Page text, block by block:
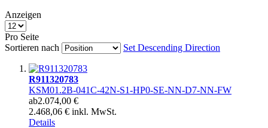
Anzeigen
Pro Seite
Sortieren nach
Set Descending Direction
R911320783
KSM01.2B-041C-42N-S1-HP0-SE-NN-D7-NN-FW
ab2.074,00 €
2.468,06 € inkl. MwSt.
Details